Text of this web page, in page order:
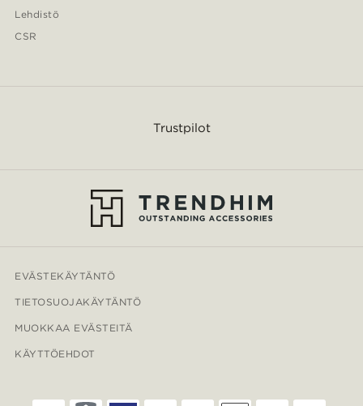
Lehdistö
CSR
Trustpilot
EVÄSTEKÄYTÄNTÖ
TIETOSUOJAKÄYTÄNTÖ
MUOKKAA EVÄSTEITÄ
KÄYTTÖEHDOT